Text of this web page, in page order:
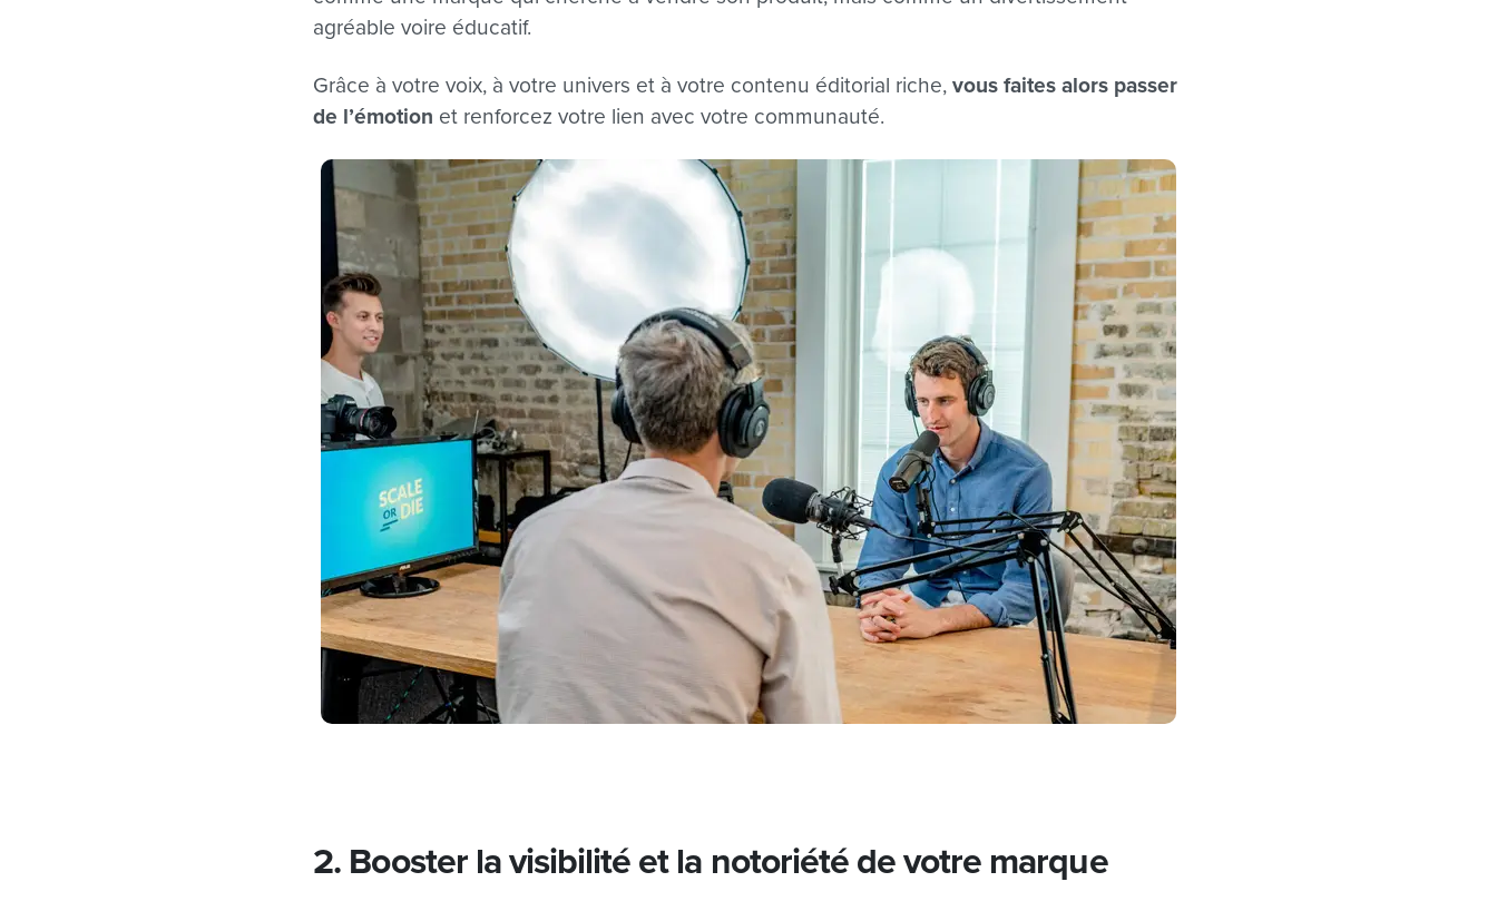
agréable voire éducatif.
Grâce à votre voix, à votre univers et à votre contenu éditorial riche,vous faites alors passer
de l’émotion et renforcez votre lien avec votre communauté.
2. Booster la visibilité et la notoriété de votre marque